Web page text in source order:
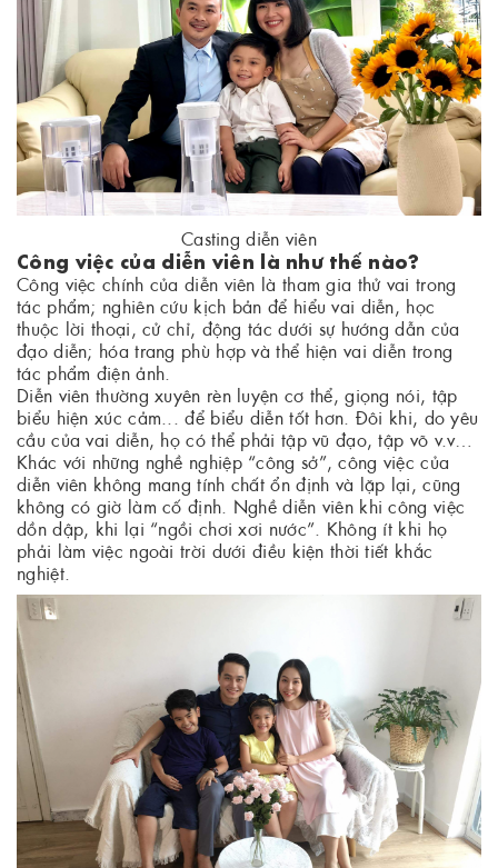
Casting diễn viên
Công việc của diễn viên là như thế nào?
Công việc chính của diễn viên là tham gia thử vai trong
tác phẩm; nghiên cứu kịch bản để hiểu vai diễn, học
thuộc lời thoại, cử chỉ, động tác dưới sự hướng dẫn của
đạo diễn; hóa trang phù hợp và thể hiện vai diễn trong
tác phẩm điện ảnh.
Diễn viên thường xuyên rèn luyện cơ thể, giọng nói, tập
biểu hiện xúc cảm... để biểu diễn tốt hơn. Đôi khi, do yêu
cầu của vai diễn, họ có thể phải tập vũ đạo, tập võ v.v…
Khác với những nghề nghiệp “công sở”, công việc của
diễn viên không mang tính chất ổn định và lặp lại, cũng
không có giờ làm cố định. Nghề diễn viên khi công việc
dồn dập, khi lại “ngồi chơi xơi nước”. Không ít khi họ
phải làm việc ngoài trời dưới điều kiện thời tiết khắc
nghiệt.